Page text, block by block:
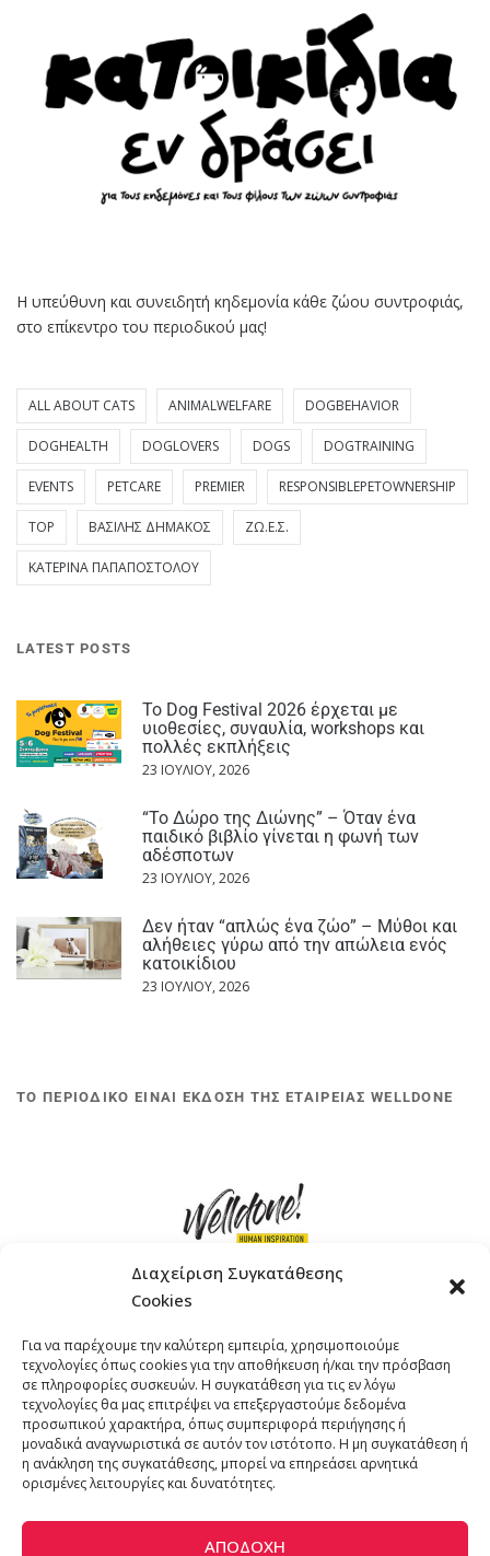
Διαχείριση Συγκατάθεσης
Cookies
Για να παρέχουμε την καλύτερη εμπειρία, χρησιμοποιούμε
τεχνολογίες όπως cookies για την αποθήκευση ή/και την πρόσβαση
σε πληροφορίες συσκευών. Η συγκατάθεση για τις εν λόγω
τεχνολογίες θα μας επιτρέψει να επεξεργαστούμε δεδομένα
προσωπικού χαρακτήρα, όπως συμπεριφορά περιήγησης ή
μοναδικά αναγνωριστικά σε αυτόν τον ιστότοπο. Η μη συγκατάθεση ή
η ανάκληση της συγκατάθεσης, μπορεί να επηρεάσει αρνητικά
ορισμένες λειτουργίες και δυνατότητες.
ΑΠΟΔΟΧΉ
Η υπεύθυνη και συνειδητή κηδεμονία κάθε ζώου συντροφιάς,
στο επίκεντρο του περιοδικού μας!
ALL ABOUT CATS ANIMALWELFARE DOGBEHAVIOR
DOGHEALTH DOGLOVERS DOGS DOGTRAINING
EVENTS PETCARE PREMIER RESPONSIBLEPETOWNERSHIP
TOP ΒΑΣΊΛΗΣ ΔΗΜΆΚΟΣ ΖΩ.Ε.Σ.
ΚΑΤΕΡΊΝΑ ΠΑΠΑΠΟΣΤΌΛΟΥ
LATEST POSTS
Το Dog Festival 2026 έρχεται με
υιοθεσίες, συναυλία, workshops και
πολλές εκπλήξεις
23 ΙΟΥΛΊΟΥ, 2026
“Το Δώρο της Διώνης” – Όταν ένα
παιδικό βιβλίο γίνεται η φωνή των
αδέσποτων
23 ΙΟΥΛΊΟΥ, 2026
Δεν ήταν “απλώς ένα ζώο” – Μύθοι και
αλήθειες γύρω από την απώλεια ενός
κατοικίδιου
23 ΙΟΥΛΊΟΥ, 2026
ΤΟ ΠΕΡΙΟΔΙΚΟ ΕΙΝΑΙ ΕΚΔΟΣΗ ΤΗΣ ΕΤΑΙΡΕΙΑΣ WELLDONE
ΤΗΛΕΦΩΝΟ: +30 211 4021758
EMAIL:info@welldone.com.gr